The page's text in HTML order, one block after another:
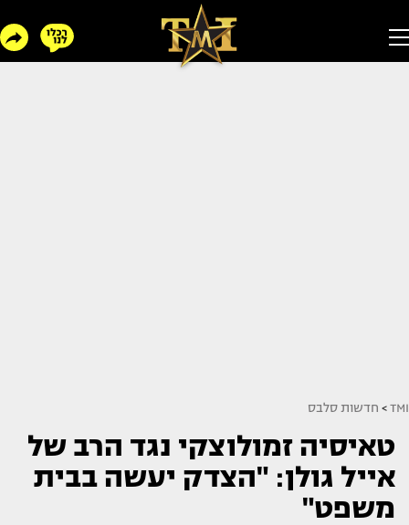
TMI
> חדשות סלבס
טאיסיה זמולוצקי נגד הרב של
אייל גולן: "הצדק יעשה בבית
משפט"